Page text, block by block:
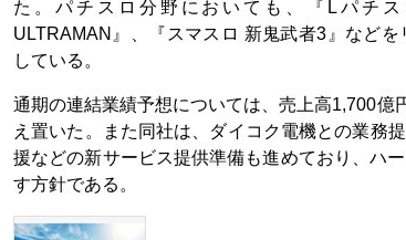
た。パチスロ分野においても、『Lパチ
ULTRAMAN』、『スマスロ 新鬼武者3』など
している。
通期の連結業績予想については、売上高1,700億
え置いた。また同社は、ダイコク電機との業務
援などの新サービス提供準備も進めており、ハ
す方針である。